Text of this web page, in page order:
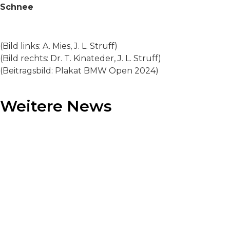
Schnee
(Bild links: A. Mies, J. L. Struff)
(Bild rechts: Dr. T. Kinateder, J. L. Struff)
(Beitragsbild: Plakat BMW Open 2024)
Weitere News